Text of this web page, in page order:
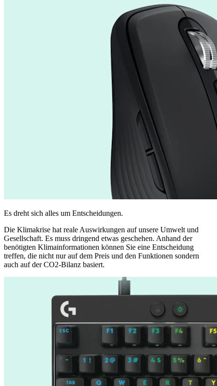
Es dreht sich alles um Entscheidungen.
Die Klimakrise hat reale Auswirkungen auf unsere Umwelt und
Gesellschaft. Es muss dringend etwas geschehen. Anhand der
benötigten Klimainformationen können Sie eine Entscheidung
treffen, die nicht nur auf dem Preis und den Funktionen sondern
auch auf der CO2-Bilanz basiert.